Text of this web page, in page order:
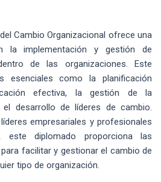
Cambio Organizacional ofrece una
la implementación y gestión de
de las organizaciones. Este
esenciales como la planificación
efectiva, la gestión de la
desarrollo de líderes de cambio.
empresariales y profesionales
este diplomado proporciona las
facilitar y gestionar el cambio de
tipo de organización.